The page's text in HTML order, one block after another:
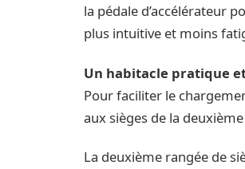
la pédale d’accélérateur
plus intuitive et moins
Un habitacle pratique
Pour faciliter le
aux sièges de la
La deuxième rangée de